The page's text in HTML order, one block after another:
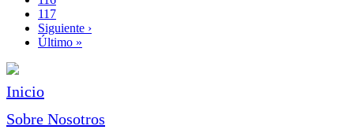
Page
117
Siguiente
página
Siguiente ›
Última
Último »
Inicio
Sobre Nosotros